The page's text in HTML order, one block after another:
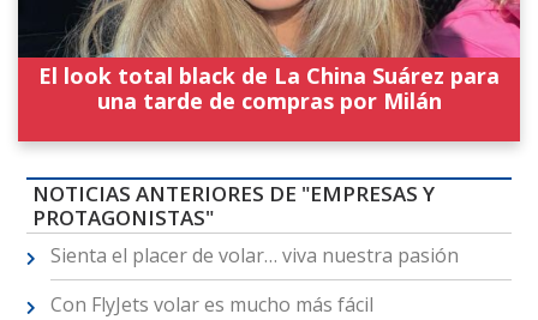
El look total black de La China Suárez para
una tarde de compras por Milán
NOTICIAS ANTERIORES DE "EMPRESAS Y
PROTAGONISTAS"
Sienta el placer de volar… viva nuestra pasión
Con FlyJets volar es mucho más fácil